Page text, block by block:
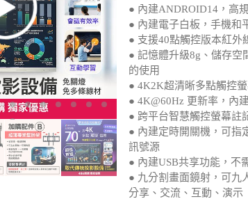
● 內建ANDROID14，高
● 內建電子白板，手機和
● 支援40點觸控版本紅外
● 記憶體升級8g、儲存空
的使用
● 4K2K超清晰多點觸控
● 4K@60Hz 更新率，內
● 跨平台智慧觸控螢幕註
● 內建定時開關機，可指
訊號源
● 內建USB共享功能，不
● 九分割畫面鏡射，可九
分享、交流、互動、演示